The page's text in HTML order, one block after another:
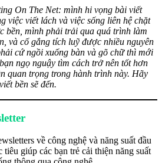
On The Net: mình hi vọng bài viết
việc viết lách và việc sống liên hệ chặt
bền, mình phải trải qua quá trình làm
và cố gắng tích luỹ được nhiều nguyên
cứ ngồi xuống bàn và gõ chữ thì mới
ngọ nguậy tìm cách trở nên tốt hơn
quan trọng trong hành trình này. Hãy
bền sẽ đến.
về công nghệ và năng suất đầu
giúp các bạn trẻ cải thiện năng suất